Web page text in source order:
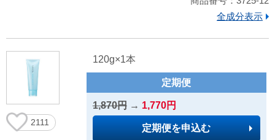
全成分表示
2111
120g×1本
定期便
1,870円→ 1,770円
定期便を申込む